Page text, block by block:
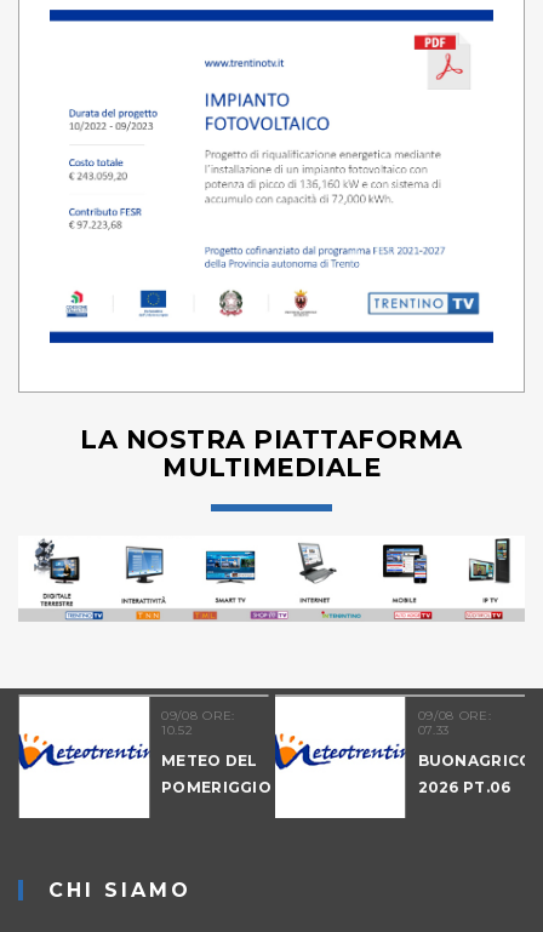
LA NOSTRA PIATTAFORMA
MULTIMEDIALE
09/08 ORE:
10.52
METEO DEL
POMERIGGIO
09/08 ORE:
07.33
2026 PT.06
CHI SIAMO